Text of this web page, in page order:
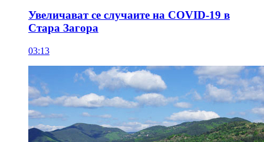
Увеличават се случаите на COVID-19 в
Стара Загора
03:13